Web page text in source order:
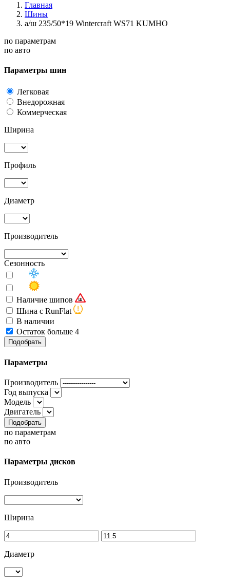
Главная
Шины
а/ш 235/50*19 Wintercraft WS71 KUMHO
по параметрам
по авто
Параметры шин
Легковая
Внедорожная
Коммерческая
Ширина
Профиль
Диаметр
Производитель
Сезонность
Наличие шипов
Шина с RunFlat
В наличии
Остаток больше 4
Подобрать
Параметры
Производитель
Год выпуска
Модель
Двигатель
Подобрать
по параметрам
по авто
Параметры дисков
Производитель
Ширина
Диаметр